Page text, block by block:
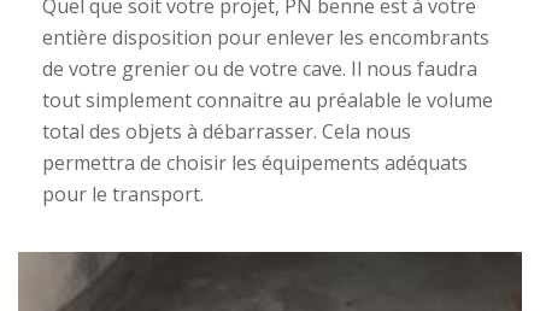
Quel que soit votre projet, PN benne est à votre
entière disposition pour enlever les encombrants
de votre grenier ou de votre cave. Il nous faudra
tout simplement connaitre au préalable le volume
total des objets à débarrasser. Cela nous
permettra de choisir les équipements adéquats
pour le transport.